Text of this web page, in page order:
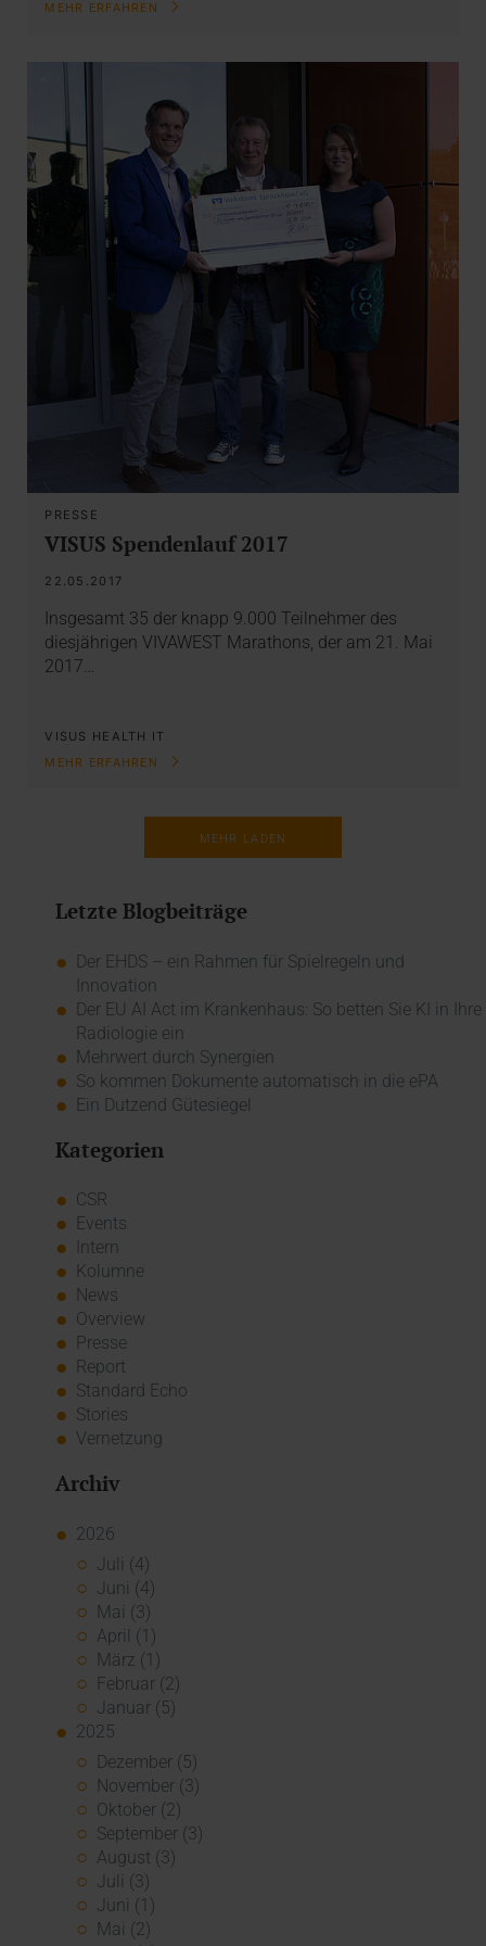
MEHR ERFAHREN
PRESSE
VISUS Spendenlauf 2017
22.05.2017
Insgesamt 35 der knapp 9.000 Teilnehmer des
diesjährigen VIVAWEST Marathons, der am 21. Mai
2017…
VISUS HEALTH IT
MEHR ERFAHREN
MEHR LADEN
Letzte Blogbeiträge
Der EHDS – ein Rahmen für Spielregeln und
Innovation
Der EU AI Act im Krankenhaus: So betten Sie KI in Ihre
Radiologie ein
Mehrwert durch Synergien
So kommen Dokumente automatisch in die ePA
Ein Dutzend Gütesiegel
Kategorien
CSR
Events
Intern
Kolumne
News
Overview
Presse
Report
Standard Echo
Stories
Vernetzung
Archiv
2026
Juli (4)
Juni (4)
Mai (3)
April (1)
März (1)
Februar (2)
Januar (5)
2025
Dezember (5)
November (3)
Oktober (2)
September (3)
August (3)
Juli (3)
Juni (1)
Mai (2)